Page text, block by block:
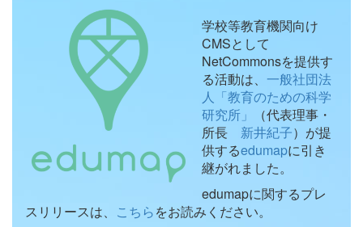
学校等教育機関向け
CMSとして
NetCommonsを提供す
る活動は、 一般社団法
人「教育のための科学
研究所」
（代表理事・
所長 新井紀子）が提
供するedumapに引き
継がれました。
edumapに関するプレ
スリリースは、 こちらをお読みください。